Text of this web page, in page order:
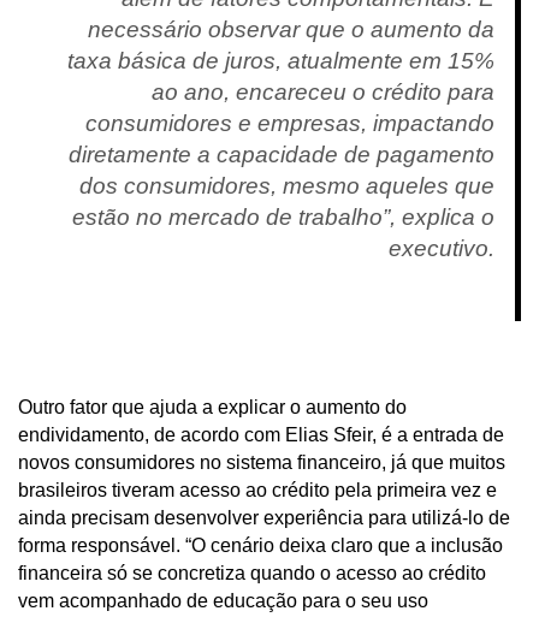
necessário observar que o aumento da
taxa básica de juros, atualmente em 15%
ao ano, encareceu o crédito para
consumidores e empresas, impactando
diretamente a capacidade de pagamento
dos consumidores, mesmo aqueles que
estão no mercado de trabalho”, explica o
executivo.
Outro fator que ajuda a explicar o aumento do
endividamento, de acordo com Elias Sfeir, é a entrada de
novos consumidores no sistema financeiro, já que muitos
brasileiros tiveram acesso ao crédito pela primeira vez e
ainda precisam desenvolver experiência para utilizá-lo de
forma responsável. “O cenário deixa claro que a inclusão
financeira só se concretiza quando o acesso ao crédito
vem acompanhado de educação para o seu uso